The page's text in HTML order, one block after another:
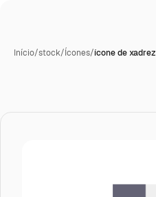
Início/stock/Ícones/ícone de xadrez